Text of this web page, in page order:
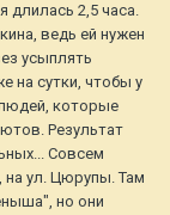
длилась 2,5 часа.
ведь ей нужен
усыплять
на сутки, чтобы у
которые
Результат
Совсем
ул. Цюрупы. Там
но они